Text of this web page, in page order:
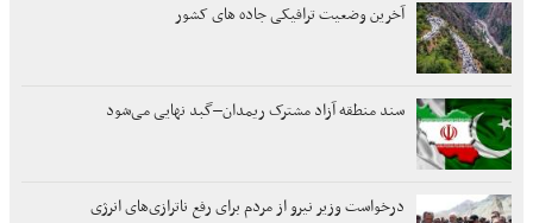
آخرین وضعیت ترافیکی جاده های کشور
سند منطقه آزاد مشترک ریمدان–گبد نهایی می‌شود
درخواست وزیر نیرو از مردم برای رفع ناترازی‌های انرژی